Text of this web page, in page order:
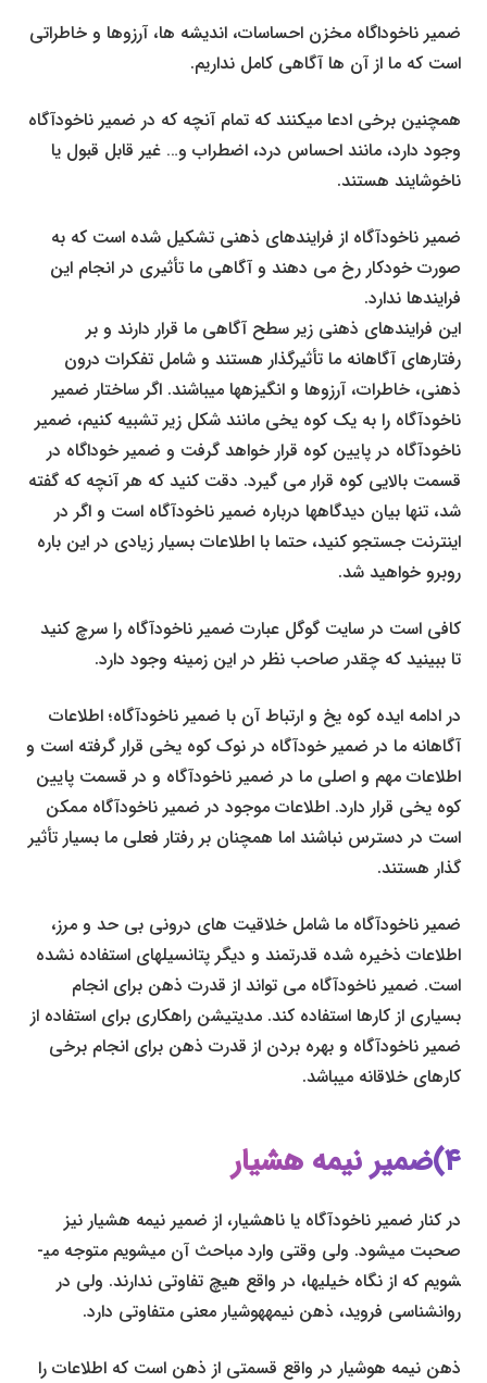
ضمیر ناخوداگاه مخزن احساسات، اندیشه ها، آرزوها و خاطراتی
است که ما از آن ها آگاهی کامل نداریم.
همچنین برخی ادعا می­کنند که تمام آنچه که در ضمیر ناخودآگاه
وجود دارد، مانند احساس درد، اضطراب و… غیر قابل قبول یا
ناخوشایند هستند.
ضمیر ناخودآگاه از فرایندهای ذهنی تشکیل شده است که به
صورت خودکار رخ می دهند و آگاهی ما تأثیری در انجام این
فرایندها ندارد.
این فرایندهای ذهنی زیر سطح آگاهی ما قرار دارند و بر
رفتارهای آگاهانه ما تأثیرگذار هستند و شامل تفکرات درون
ذهنی، خاطرات، آرزوها و انگیزه­ها می­باشند. اگر ساختار ضمیر
ناخودآگاه را به یک کوه یخی مانند شکل زیر تشبیه کنیم، ضمیر
ناخودآگاه در پایین کوه قرار خواهد گرفت و ضمیر خوداگاه در
قسمت بالایی کوه قرار می گیرد. دقت کنید که هر آن­چه که گفته
شد، تنها بیان دیدگاه­ها درباره ضمیر ناخودآگاه است و اگر در
اینترنت جستجو کنید، حتما با اطلاعات بسیار زیادی در این باره
روبرو خواهید شد.
کافی است در سایت گوگل عبارت ضمیر ناخودآگاه را سرچ کنید
تا ببینید که چقدر صاحب نظر در این زمینه وجود دارد.
در ادامه ایده کوه یخ و ارتباط آن با ضمیر ناخودآگاه؛ اطلاعات
آگاهانه ما در ضمیر خودآگاه در نوک کوه یخی قرار گرفته است و
اطلاعات مهم و اصلی ما در ضمیر ناخودآگاه و در قسمت پایین
کوه یخی قرار دارد. اطلاعات موجود در ضمیر ناخودآگاه ممکن
است در دسترس نباشند اما همچنان بر رفتار فعلی ما بسیار تأثیر
گذار هستند.
ضمیر ناخودآگاه ما شامل خلاقیت های درونی بی حد و مرز،
اطلاعات ذخیره شده قدرتمند و دیگر پتانسیل­های استفاده نشده
است. ضمیر ناخودآگاه می تواند از قدرت ذهن برای انجام
بسیاری از کارها استفاده کند. مدیتیشن راهکاری برای استفاده از
ضمیر ناخودآگاه و بهره بردن از قدرت ذهن برای انجام برخی
کارهای خلاقانه می­باشد.
۴)ضمیر نیمه هشیار
در کنار ضمیر ناخودآگاه یا ناهشیار، از ضمیر نیمه هشیار نیز
صحبت می­شود. ولی وقتی وارد مباحث آن می­شویم متوجه می­
شویم که از نگاه خیلی­ها، در واقع هیچ تفاوتی ندارند. ولی در
روان­شناسی فروید، ذهن نیمه­هوشیار معنی متفاوتی دارد.
ذهن نیمه هوشیار در واقع قسمتی از ذهن است که اطلاعات را